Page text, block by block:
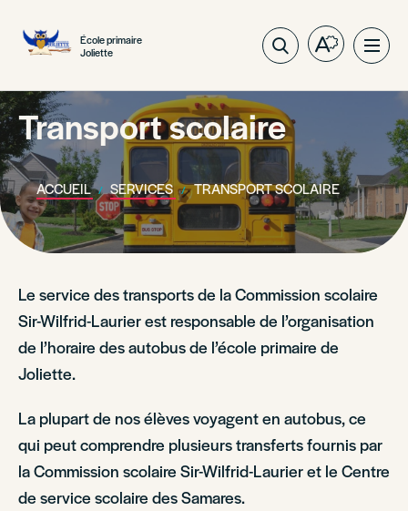
École primaire
Joliette
Ouvrez
barre
site
Transport scolaire
ACCUEIL SERVICES TRANSPORT SCOLAIRE
Le service des transports de la Commission scolaire
Sir-Wilfrid-Laurier est responsable de l’organisation
de l’horaire des autobus de l’école primaire de
Joliette.
La plupart de nos élèves voyagent en autobus, ce
qui peut comprendre plusieurs transferts fournis par
la Commission scolaire Sir-Wilfrid-Laurier et le Centre
de service scolaire des Samares.